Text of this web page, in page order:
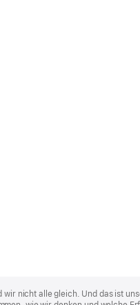
wir nicht alle gleich. Und das ist